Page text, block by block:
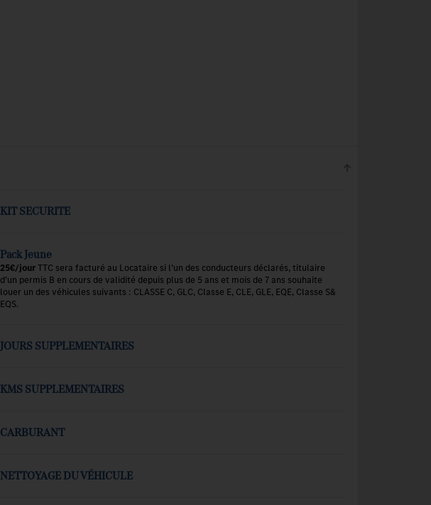
KIT SECURITE
Pack Jeune
25€/jourTTC sera facturé au Locataire si l’un des conducteurs déclarés, titulaire
d’un permis B en cours de validité depuis plus de 5 ans et mois de 7 ans souhaite
louer un des véhicules suivants : CLASSE C, GLC, Classe E, CLE, GLE, EQE, Classe S&
EQS.
JOURS SUPPLEMENTAIRES
KMS SUPPLEMENTAIRES
CARBURANT
NETTOYAGE DU VÉHICULE